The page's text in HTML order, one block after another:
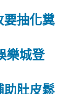
要抽化糞
樂城登
助肚皮鬆